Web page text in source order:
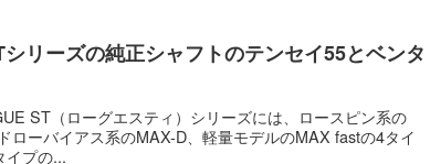
リーズの純正シャフトのテンセイ55とベンタ
ST（ローグエスティ）シリーズには、ロースピン系の
ローバイアス系のMAX-D、軽量モデルのMAX fastの4タイ
イプの...